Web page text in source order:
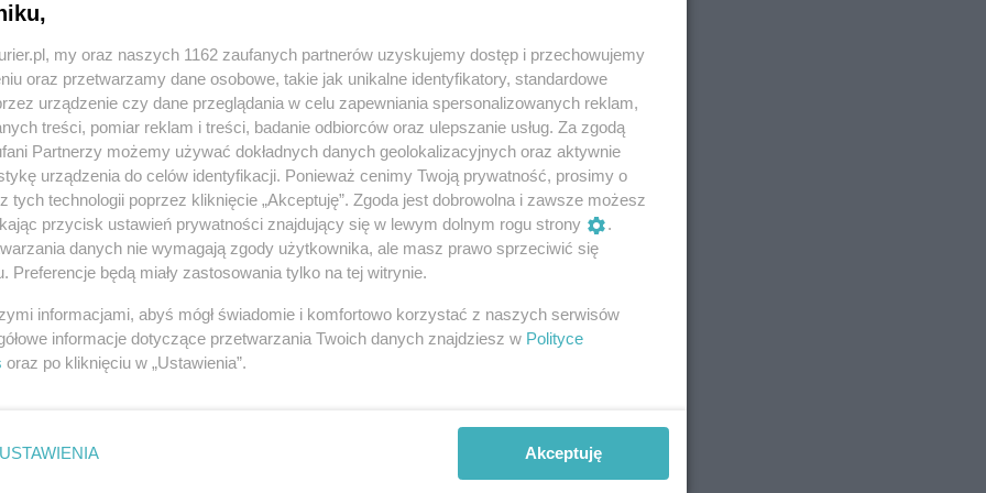
podatku pojawia się w momencie, kiedy
obciążeń związanym z gwałtownie
w momencie spadków zamówień i trudności
nam poważne trudności gospodarcze i
REKLAMA
my oraz naszych 1162 zaufanych partnerów uzyskujemy dostęp i przechowujemy
oraz przetwarzamy dane osobowe, takie jak unikalne identyfikatory, standardowe
urządzenie czy dane przeglądania w celu zapewniania spersonalizowanych reklam,
treści, pomiar reklam i treści, badanie odbiorców oraz ulepszanie usług. Za zgodą
Partnerzy możemy używać dokładnych danych geolokalizacyjnych oraz aktywnie
urządzenia do celów identyfikacji. Ponieważ cenimy Twoją prywatność, prosimy o
tych technologii poprzez kliknięcie „Akceptuję”. Zgoda jest dobrowolna i zawsze możesz
przycisk ustawień prywatności znajdujący się w lewym dolnym rogu strony
.
danych nie wymagają zgody użytkownika, ale masz prawo sprzeciwić się
Preferencje będą miały zastosowania tylko na tej witrynie.
informacjami, abyś mógł świadomie i komfortowo korzystać z naszych serwisów
informacje dotyczące przetwarzania Twoich danych znajdziesz w Polityce
oraz po kliknięciu w „Ustawienia”.
USTAWIENIA Akceptuję